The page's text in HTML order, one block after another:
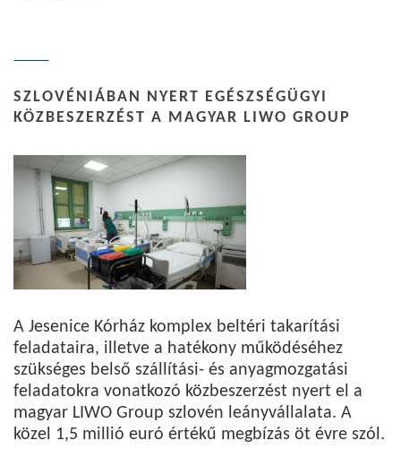
SZLOVÉNIÁBAN NYERT EGÉSZSÉGÜGYI
KÖZBESZERZÉST A MAGYAR LIWO GROUP
A Jesenice Kórház komplex beltéri takarítási
feladataira, illetve a hatékony működéséhez
szükséges belső szállítási- és anyagmozgatási
feladatokra vonatkozó közbeszerzést nyert el a
magyar LIWO Group szlovén leányvállalata. A
közel 1,5 millió euró értékű megbízás öt évre szól.